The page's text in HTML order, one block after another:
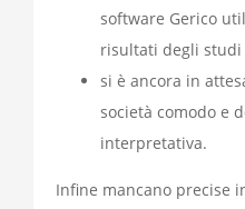
software Gerico
risultati degli studi
si è ancora in
società comodo e
interpretativa.
Infine mancano precise